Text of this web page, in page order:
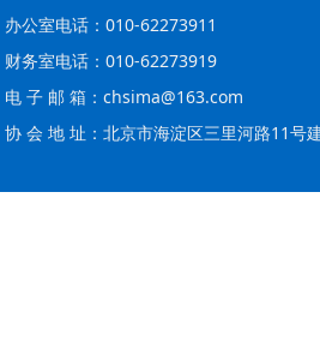
办公室电话：010-62273911
财务室电话：010-62273919
电 子 邮 箱：chsima@163.com
协 会 地 址：北京市海淀区三里河路11号